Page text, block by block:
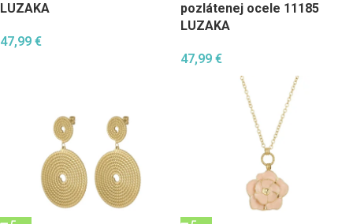
LUZAKA
47,99 €
pozlátenej ocele 11185
LUZAKA
47,99 €